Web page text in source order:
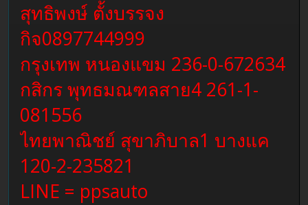
สุทธิพงษ์ ตั้งบรรจง
กิจ0897744999
กรุงเทพ หนองแขม 236-0-672634
กสิกร พุทธมณฑลสาย4 261-1-
081556
ไทยพาณิชย์ สุขาภิบาล1 บางแค
120-2-235821
LINE = ppsauto